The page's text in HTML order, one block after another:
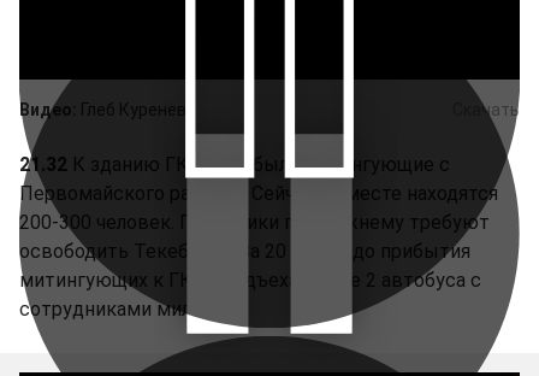
Скачать
Видео: Глеб Куренев
21.32 К зданию ГКНБ прибыли митингующие с
Первомайского райсуда. Сейчас на месте находятся
200-300 человек. Пикетчики по прежнему требуют
освободить Текебаева. За 20 минут до прибытия
митингующих к ГКНБ подъехало еще 2 автобуса с
сотрудниками милиции.